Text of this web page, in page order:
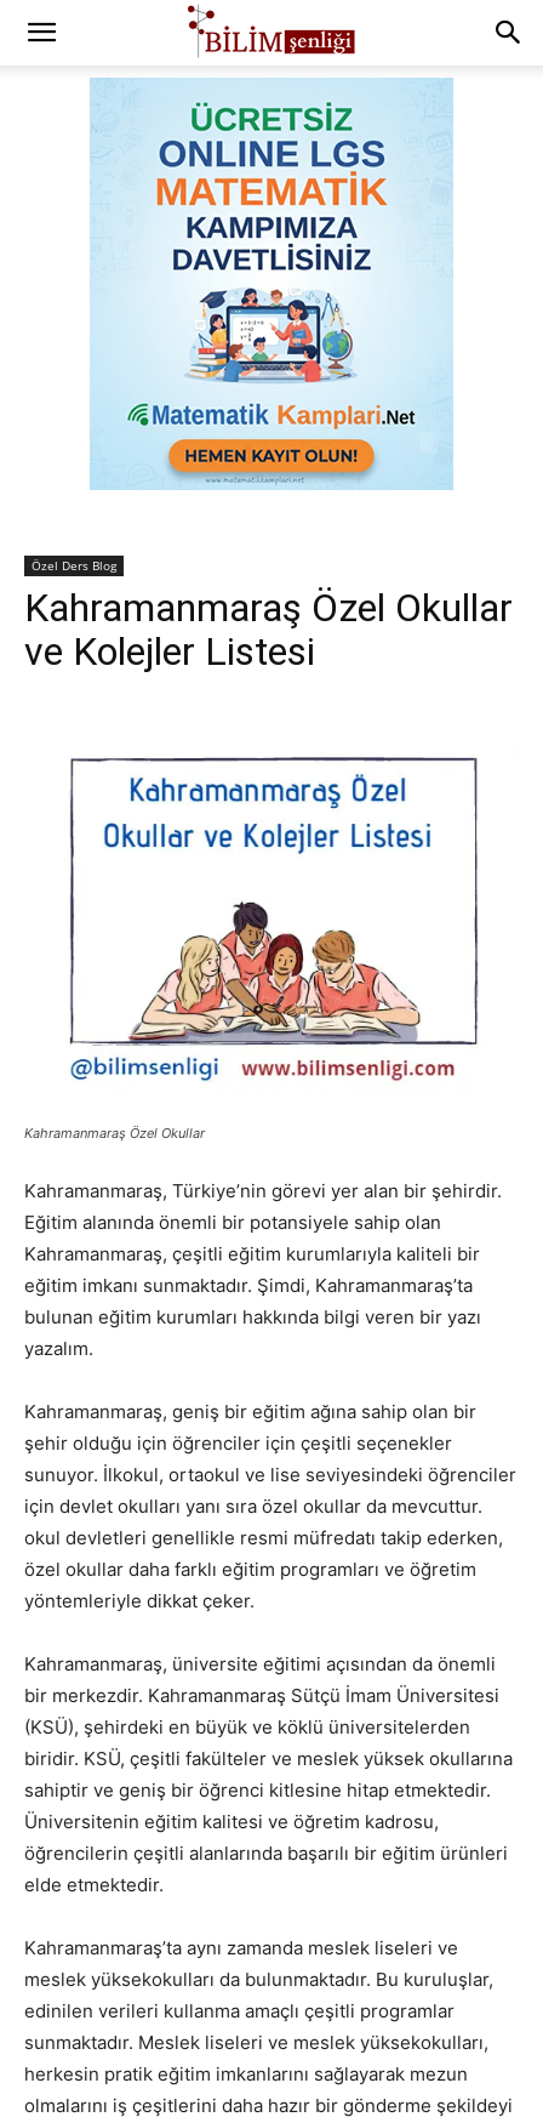
Özel Ders Blog
Kahramanmaraş Özel Okullar
ve Kolejler Listesi
Kahramanmaraş Özel Okullar
Kahramanmaraş, Türkiye’nin görevi yer alan bir şehirdir.
Eğitim alanında önemli bir potansiyele sahip olan
Kahramanmaraş, çeşitli eğitim kurumlarıyla kaliteli bir
eğitim imkanı sunmaktadır. Şimdi, Kahramanmaraş’ta
bulunan eğitim kurumları hakkında bilgi veren bir yazı
yazalım.
Kahramanmaraş, geniş bir eğitim ağına sahip olan bir
şehir olduğu için öğrenciler için çeşitli seçenekler
sunuyor. İlkokul, ortaokul ve lise seviyesindeki öğrenciler
için devlet okulları yanı sıra özel okullar da mevcuttur.
okul devletleri genellikle resmi müfredatı takip ederken,
özel okullar daha farklı eğitim programları ve öğretim
yöntemleriyle dikkat çeker.
Kahramanmaraş, üniversite eğitimi açısından da önemli
bir merkezdir. Kahramanmaraş Sütçü İmam Üniversitesi
(KSÜ), şehirdeki en büyük ve köklü üniversitelerden
biridir. KSÜ, çeşitli fakülteler ve meslek yüksek okullarına
sahiptir ve geniş bir öğrenci kitlesine hitap etmektedir.
Üniversitenin eğitim kalitesi ve öğretim kadrosu,
öğrencilerin çeşitli alanlarında başarılı bir eğitim ürünleri
elde etmektedir.
Kahramanmaraş’ta aynı zamanda meslek liseleri ve
meslek yüksekokulları da bulunmaktadır. Bu kuruluşlar,
edinilen verileri kullanma amaçlı çeşitli programlar
sunmaktadır. Meslek liseleri ve meslek yüksekokulları,
herkesin pratik eğitim imkanlarını sağlayarak mezun
olmalarını iş çeşitlerini daha hazır bir gönderme şekildeyi